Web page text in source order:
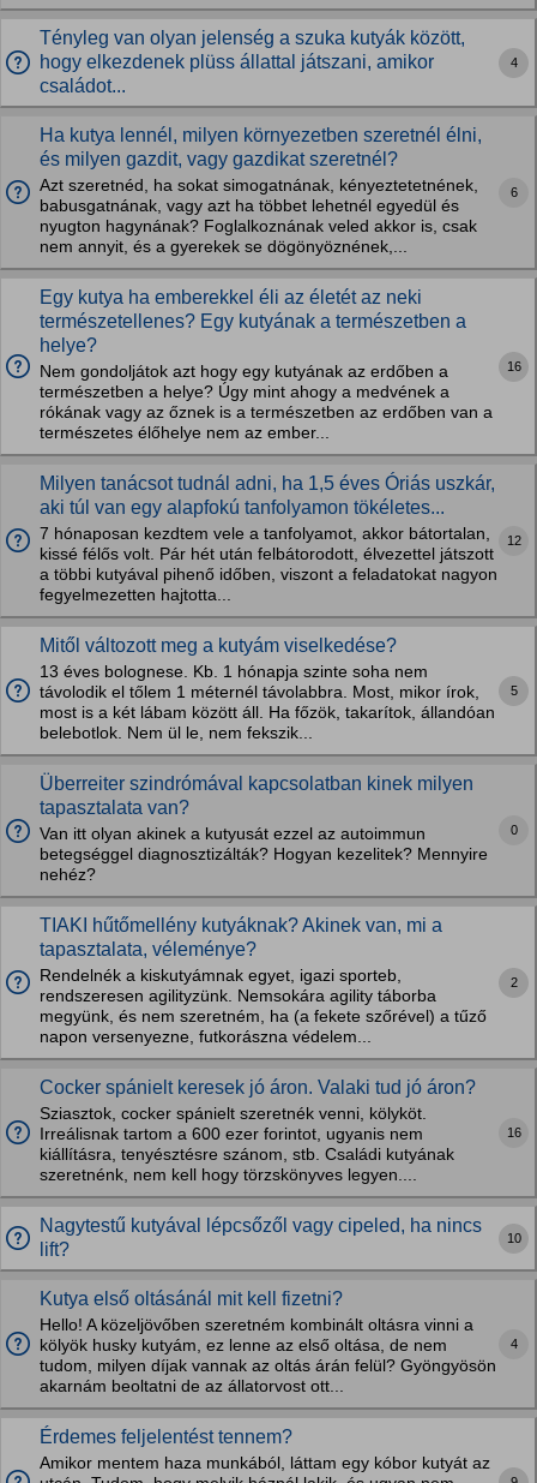
Tényleg van olyan jelenség a szuka kutyák között,
hogy elkezdenek plüss állattal játszani, amikor
családot...
4
Ha kutya lennél, milyen környezetben szeretnél élni,
és milyen gazdit, vagy gazdikat szeretnél?
Azt szeretnéd, ha sokat simogatnának, kényeztetetnének,
babusgatnának, vagy azt ha többet lehetnél egyedül és
nyugton hagynának? Foglalkoznának veled akkor is, csak
nem annyit, és a gyerekek se dögönyöznének,...
6
Egy kutya ha emberekkel éli az életét az neki
természetellenes? Egy kutyának a természetben a
helye?
Nem gondoljátok azt hogy egy kutyának az erdőben a
természetben a helye? Úgy mint ahogy a medvének a
rókának vagy az őznek is a természetben az erdőben van a
természetes élőhelye nem az ember...
16
Milyen tanácsot tudnál adni, ha 1,5 éves Óriás uszkár,
aki túl van egy alapfokú tanfolyamon tökéletes...
7 hónaposan kezdtem vele a tanfolyamot, akkor bátortalan,
kissé félős volt. Pár hét után felbátorodott, élvezettel játszott
a többi kutyával pihenő időben, viszont a feladatokat nagyon
fegyelmezetten hajtotta...
12
Mitől változott meg a kutyám viselkedése?
13 éves bolognese. Kb. 1 hónapja szinte soha nem
távolodik el tőlem 1 méternél távolabbra. Most, mikor írok,
most is a két lábam között áll. Ha főzök, takarítok, állandóan
belebotlok. Nem ül le, nem fekszik...
5
Überreiter szindrómával kapcsolatban kinek milyen
tapasztalata van?
Van itt olyan akinek a kutyusát ezzel az autoimmun
betegséggel diagnosztizálták? Hogyan kezelitek? Mennyire
nehéz?
0
TIAKI hűtőmellény kutyáknak? Akinek van, mi a
tapasztalata, véleménye?
Rendelnék a kiskutyámnak egyet, igazi sporteb,
rendszeresen agilityzünk. Nemsokára agility táborba
megyünk, és nem szeretném, ha (a fekete szőrével) a tűző
napon versenyezne, futkorászna védelem...
2
Cocker spánielt keresek jó áron. Valaki tud jó áron?
Sziasztok, cocker spánielt szeretnék venni, kölyköt.
Irreálisnak tartom a 600 ezer forintot, ugyanis nem
kiállításra, tenyésztésre szánom, stb. Családi kutyának
szeretnénk, nem kell hogy törzskönyves legyen....
16
Nagytestű kutyával lépcsőzől vagy cipeled, ha nincs
lift?
10
Kutya első oltásánál mit kell fizetni?
Hello! A közeljövőben szeretném kombinált oltásra vinni a
kölyök husky kutyám, ez lenne az első oltása, de nem
tudom, milyen díjak vannak az oltás árán felül? Gyöngyösön
akarnám beoltatni de az állatorvost ott...
4
Érdemes feljelentést tennem?
Amikor mentem haza munkából, láttam egy kóbor kutyát az